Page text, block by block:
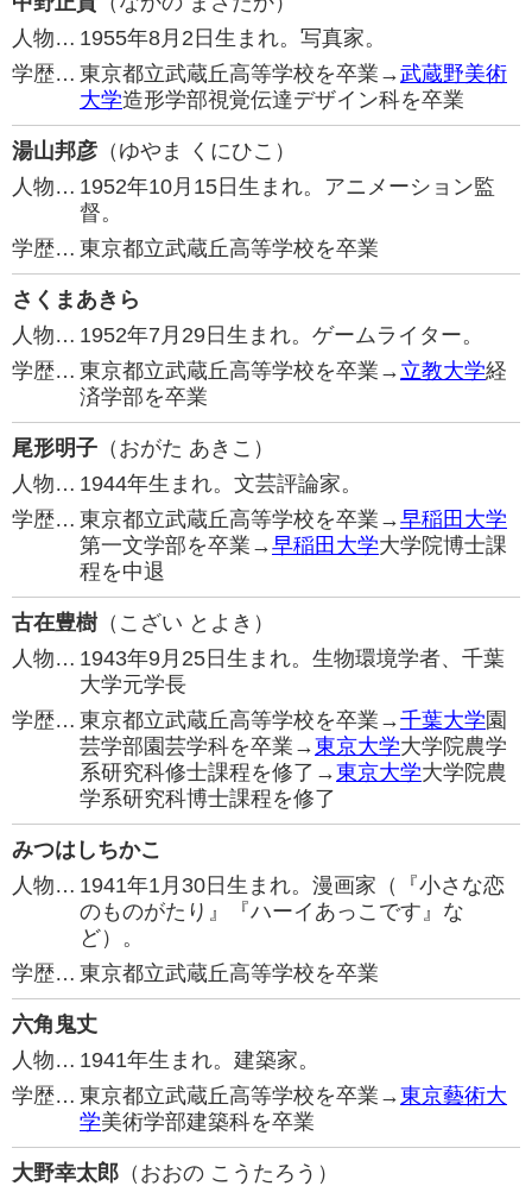
人物… 1955年8月2日生まれ。写真家。
学歴… 東京都立武蔵丘高等学校を卒業→武蔵野美術
大学造形学部視覚伝達デザイン科を卒業
湯山邦彦 （ゆやま くにひこ）
人物… 1952年10月15日生まれ。アニメーション監
督。
学歴… 東京都立武蔵丘高等学校を卒業
さくまあきら
人物… 1952年7月29日生まれ。ゲームライター。
学歴… 東京都立武蔵丘高等学校を卒業→ 立教大学経
済学部を卒業
尾形明子 （おがた あきこ）
人物… 1944年生まれ。文芸評論家。
学歴… 東京都立武蔵丘高等学校を卒業→早稲田大学
第一文学部を卒業→早稲田大学大学院博士課
程を中退
古在豊樹（こざい とよき）
人物… 1943年9月25日生まれ。生物環境学者、千葉
大学元学長
学歴… 東京都立武蔵丘高等学校を卒業→千葉大学 園
芸学部園芸学科を卒業→東京大学大学院農学
系研究科修士課程を修了→東京大学大学院農
学系研究科博士課程を修了
みつはしちかこ
人物… 1941年1月30日生まれ。漫画家（『小さな恋
のものがたり』『ハーイあっこです』な
ど）。
学歴… 東京都立武蔵丘高等学校を卒業
六角鬼丈
人物… 1941年生まれ。建築家。
学歴… 東京都立武蔵丘高等学校を卒業→東京藝術大
学美術学部建築科を卒業
大野幸太郎 （おおの こうたろう）